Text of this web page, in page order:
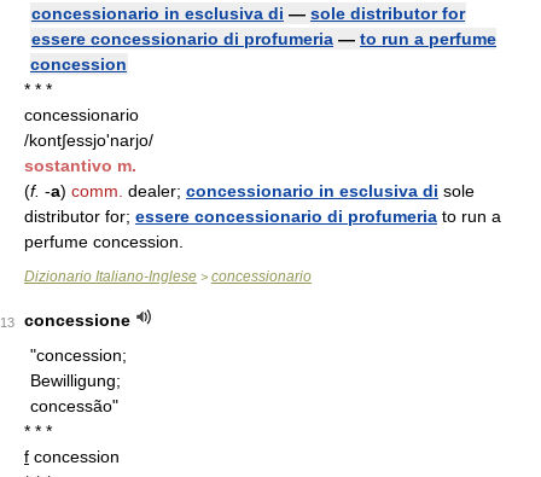
concessionario in esclusiva di — sole distributor for
essere concessionario di profumeria — to run a perfume
concession
* * *
concessionario
/kont∫essjo'narjo/
sostantivo m.
(f. -a) comm. dealer; concessionario in esclusiva di sole
distributor for; essere concessionario di profumeria to run a
perfume concession.
Dizionario Italiano-Inglese > concessionario
13
concessione
"concession;
Bewilligung;
concessão"
* * *
f concession